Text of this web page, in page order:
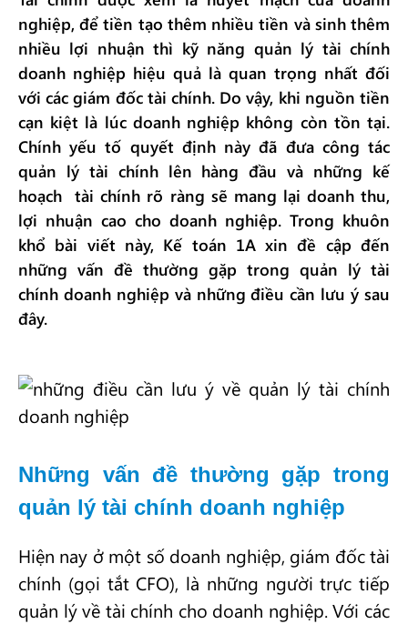
nghiệp, để tiền tạo thêm nhiều tiền và sinh thêm
nhiều lợi nhuận thì kỹ năng quản lý tài chính
doanh nghiệp hiệu quả là quan trọng nhất đối
với các giám đốc tài chính. Do vậy, khi nguồn tiền
cạn kiệt là lúc doanh nghiệp không còn tồn tại.
Chính yếu tố quyết định này đã đưa công tác
quản lý tài chính lên hàng đầu và những kế
hoạch tài chính rõ ràng sẽ mang lại doanh thu,
lợi nhuận cao cho doanh nghiệp. Trong khuôn
khổ bài viết này, Kế toán 1A xin đề cập đến
những vấn đề thường gặp trong quản lý tài
chính doanh nghiệp và những điều cần lưu ý sau
đây.
Những vấn đề thường gặp trong
quản lý tài chính doanh nghiệp
Hiện nay ở một số doanh nghiệp, giám đốc tài
chính (gọi tắt CFO), là những người trực tiếp
quản lý về tài chính cho doanh nghiệp. Với các